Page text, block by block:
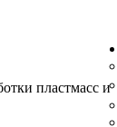
пластмасс и